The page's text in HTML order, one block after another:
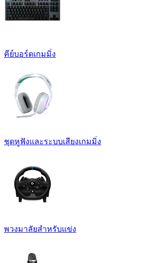
คีย์บอร์ดเกมมิ่ง
ชุดหูฟังและระบบเสียงเกมมิ่ง
พวงมาลัยสำหรับแข่ง